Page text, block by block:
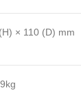
× 110 (D) mm